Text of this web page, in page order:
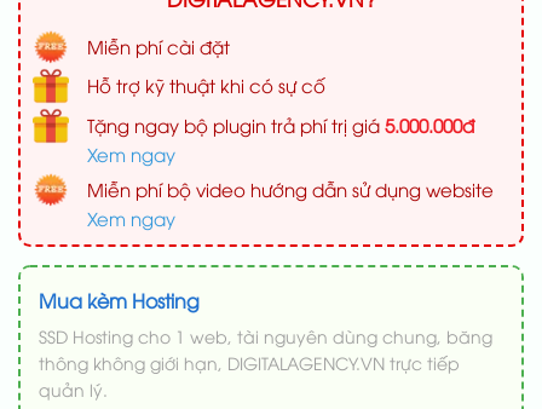
Miễn phí cài đặt
Hỗ trợ kỹ thuật khi có sự cố
Tặng ngay bộ plugin trả phí trị giá 5.000.000đ
Xem ngay
Miễn phí bộ video hướng dẫn sử dụng website
Xem ngay
Mua kèm Hosting
SSD Hosting cho 1 web, tài nguyên dùng chung, băng
thông không giới hạn, DIGITALAGENCY.VN trực tiếp
quản lý.